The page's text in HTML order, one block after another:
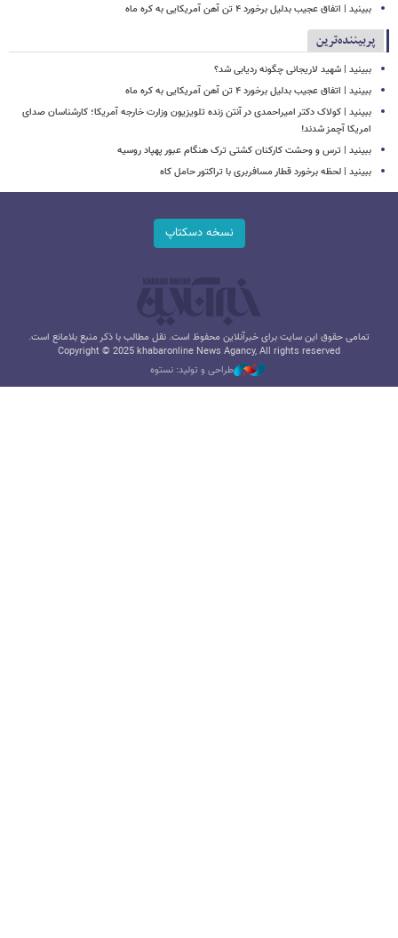
ببینید | اتفاق عجیب بدلیل برخورد ۴ تن آهن آمریکایی به کره ماه
پربیننده‌ترین
ببینید | شهید لاریجانی چگونه ردیابی شد؟
ببینید | اتفاق عجیب بدلیل برخورد ۴ تن آهن آمریکایی به کره ماه
ببینید | کولاک دکتر امیراحمدی در آنتن زنده تلویزیون وزارت خارجه آمریکا؛ کارشناسان صدای
امریکا آچمز شدند!
ببینید | ترس و وحشت کارکنان کشتی ترک هنگام عبور پهپاد روسیه
ببینید | لحظه برخورد قطار مسافربری با تراکتور حامل کاه
نسخه دسکتاپ
تمامی حقوق این سایت برای خبرآنلاین محفوظ است. نقل مطالب با ذکر منبع بلامانع است.
Copyright © 2025 khabaronline News Agancy, All rights reserved
طراحی و تولید: نستوه